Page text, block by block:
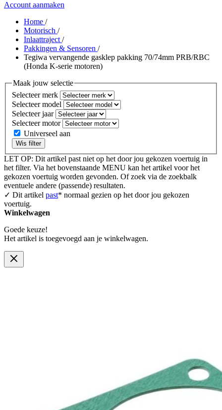
Account aanmaken
Home /
Motorisch /
Inlaattraject /
Pakkingen & Sensoren /
Tegiwa vervangende gasklep pakking 70/74mm PRB/RBC
(Honda K-serie motoren)
Maak jouw selectie
Selecteer merk
Selecteer model
Selecteer jaar
Selecteer motor
Universeel aan
Wis filter
LET OP: Dit artikel past niet op het door jou gekozen voertuig in
het filter. Via het bovenstaande MENU kan het artikel voor het
gekozen voertuig worden gevonden. Of zoek via de zoekbalk
eventuele andere (passende) resultaten.
✓ Dit artikel past* normaal gezien op het door jou gekozen
voertuig.
Winkelwagen
Goede keuze!
Het artikel is toegevoegd aan je winkelwagen.